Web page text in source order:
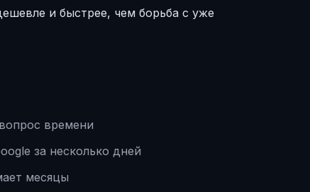
и быстрее, чем борьба с уже
времени
за несколько дней
месяцы